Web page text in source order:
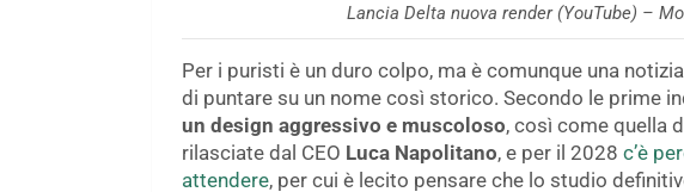
Lancia Delta nuova render (YouTube) –
Per i puristi è un duro colpo, ma è comunque una
di puntare su un nome così storico. Secondo le prime
un design aggressivo e muscoloso, così come quella
rilasciate dal CEO Luca Napolitano, e per il 2028 c’è
attendere, per cui è lecito pensare che lo studio